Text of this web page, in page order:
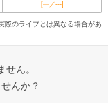
[---／---]
際のライブとは異なる場合があ
せん。
んか？